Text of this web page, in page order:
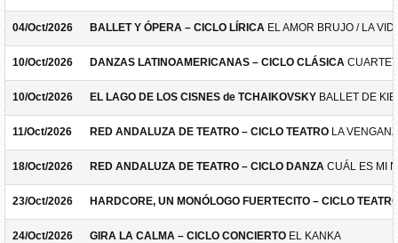
04/Oct/2026 BALLET Y ÓPERA – CICLO LÍRICA EL AMOR BRUJO / LA
10/Oct/2026 DANZAS LATINOAMERICANAS – CICLO CLÁSICA
10/Oct/2026 EL LAGO DE LOS CISNES de TCHAIKOVSKY BALLET DE
11/Oct/2026 RED ANDALUZA DE TEATRO – CICLO TEATRO LA
18/Oct/2026 RED ANDALUZA DE TEATRO – CICLO DANZA CUÁL ES MI
23/Oct/2026 HARDCORE, UN MONÓLOGO FUERTECITO – CICLO
24/Oct/2026 GIRA LA CALMA – CICLO CONCIERTO EL KANKA